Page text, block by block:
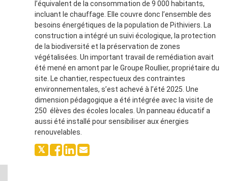
l’équivalent de la consommation de 9 000 habitants,
incluant le chauffage. Elle couvre donc l’ensemble des
besoins énergétiques de la population de Pithiviers. La
construction a intégré un suivi écologique, la protection
de la biodiversité et la préservation de zones
végétalisées. Un important travail de remédiation avait
été mené en amont par le Groupe Roullier, propriétaire du
site. Le chantier, respectueux des contraintes
environnementales, s’est achevé à l’été 2025. Une
dimension pédagogique a été intégrée avec la visite de
250 élèves des écoles locales. Un panneau éducatif a
aussi été installé pour sensibiliser aux énergies
renouvelables.